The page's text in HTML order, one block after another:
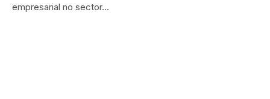
empresarial no sector…